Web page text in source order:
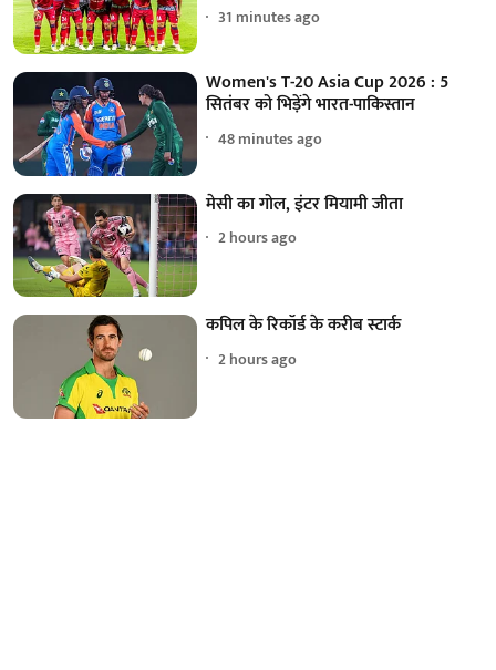
31 minutes ago
Women's T-20 Asia Cup 2026 : 5
सितंबर को भिड़ेंगे भारत-पाकिस्तान
48 minutes ago
मेसी का गोल, इंटर मियामी जीता
2 hours ago
कपिल के रिकॉर्ड के करीब स्टार्क
2 hours ago